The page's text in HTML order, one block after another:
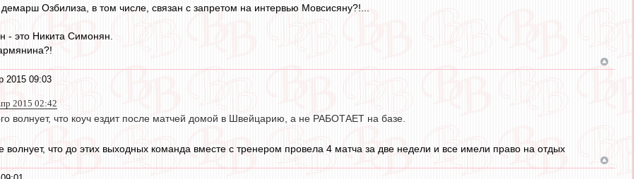
Озбилиза, в том числе, связан с запретом на интервью Мовсисяну?!...
- это Никита Симонян.
2015 09:03
2015 02:42
волнует, что коуч ездит после матчей домой в Швейцарию, а не РАБОТАЕТ на базе.
волнует, что до этих выходных команда вместе с тренером провела 4 матча за две недели и все имели право на отдых